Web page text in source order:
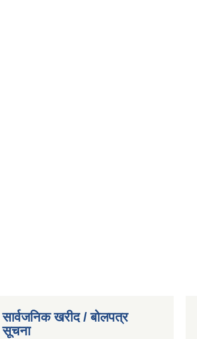
सार्वजनिक खरीद / बोलपत्र
सूचना